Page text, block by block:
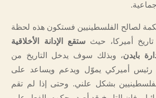
جماعية.
لصالح الفلسطينيين فستكون هذه لحظة
أميركا، حيثستقع الإدانة الأخلاقية
بايدن، وبذلك سوف يدخل التاريخ من
رئيس أميركي يموّل ويدعم ويساعد على
للفلسطينيين بشكل علني. وحتى إذا لم تقم